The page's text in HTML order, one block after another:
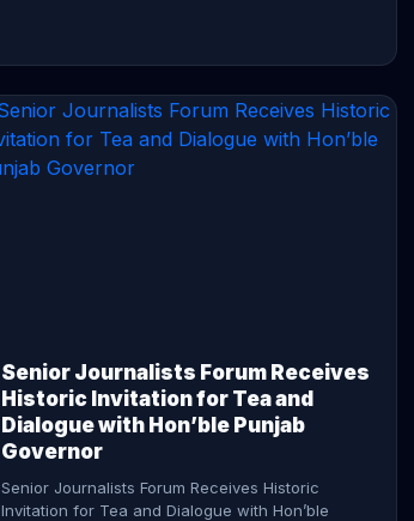
Senior Journalists Forum Receives
Historic Invitation for Tea and
Dialogue with Hon’ble Punjab
Governor
Senior Journalists Forum Receives Historic
Invitation for Tea and Dialogue with Hon’ble